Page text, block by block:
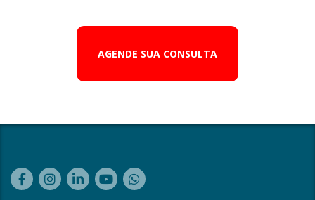
AGENDE SUA CONSULTA